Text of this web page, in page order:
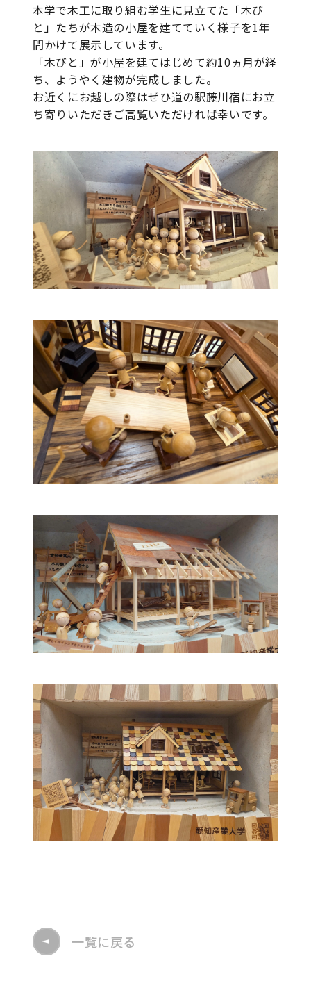
本学で木工に取り組む学生に見立てた「木び
と」たちが木造の小屋を建てていく様子を1年
間かけて展示しています。
「木びと」が小屋を建てはじめて約10ヵ月が経
ち、ようやく建物が完成しました。
お近くにお越しの際はぜひ道の駅藤川宿にお立
ち寄りいただきご高覧いただければ幸いです。
一覧に戻る